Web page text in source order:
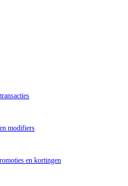
modifiers
en kortingen